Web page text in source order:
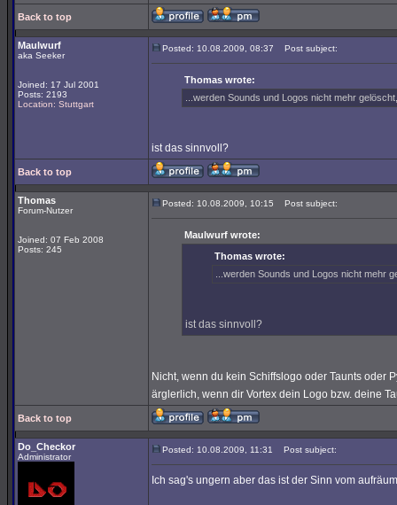
Back to top
Maulwurf
aka Seeker
Joined: 17 Jul 2001
Posts: 2193
Location: Stuttgart
Posted: 10.08.2009, 08:37 Post subject:
Thomas wrote:
...werden Sounds und Logos nicht mehr
ist das sinnvoll?
Back to top
Thomas
Forum-Nutzer
Joined: 07 Feb 2008
Posts: 245
Posted: 10.08.2009, 10:15 Post subject:
Maulwurf wrote:
Thomas wrote:
...werden Sounds und Logos nicht mehr
ist das sinnvoll?
Nicht, wenn du kein Schiffslogo oder Taunts oder
ärglerlich, wenn dir Vortex dein Logo bzw. deine
Back to top
Do_Checkor
Administrator
Posted: 10.08.2009, 11:31 Post subject:
Ich sag's ungern aber das ist der Sinn vom